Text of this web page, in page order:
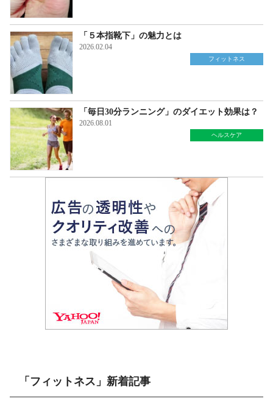
「５本指靴下」の魅力とは
2026.02.04
フィットネス
「毎日30分ランニング」のダイエット効果は？
2026.08.01
ヘルスケア
「フィットネス」新着記事